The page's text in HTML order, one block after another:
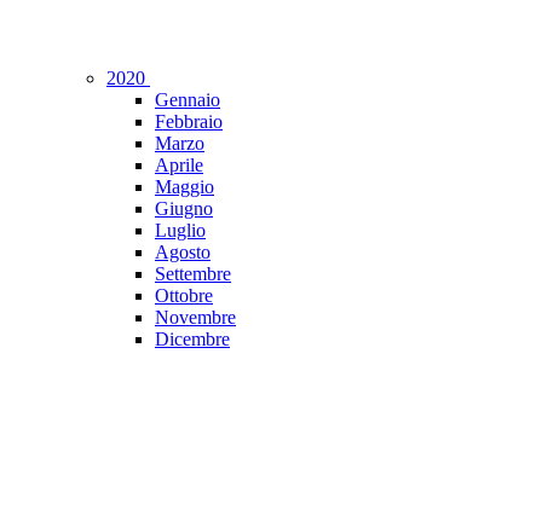
2020
Gennaio
Febbraio
Marzo
Aprile
Maggio
Giugno
Luglio
Agosto
Settembre
Ottobre
Novembre
Dicembre